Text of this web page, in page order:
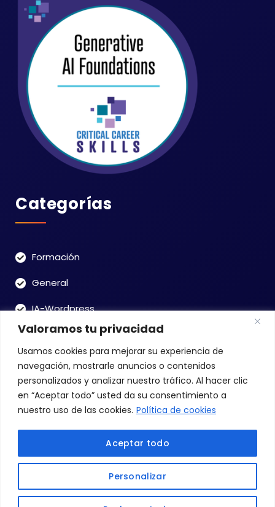
Valoramos tu privacidad
Usamos cookies para mejorar su experiencia de
navegación, mostrarle anuncios o contenidos
personalizados y analizar nuestro tráfico. Al hacer clic
en “Aceptar todo” usted da su consentimiento a
nuestro uso de las cookies. Política de cookies
Personalizar
Aceptar todo
Categorías
Formación
General
IA-Wordpress
OPENAI-ChatGPT
Uncategorized
Buscar
Buscar:
Contactar